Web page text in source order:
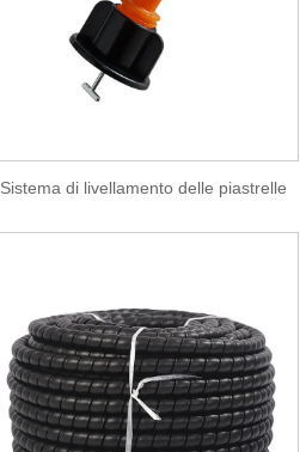
Sistema di livellamento delle piastrelle